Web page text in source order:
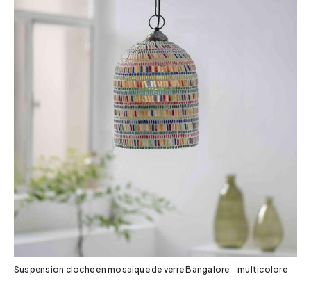
Suspension cloche en mosaïque de verre Bangalore – multicolore